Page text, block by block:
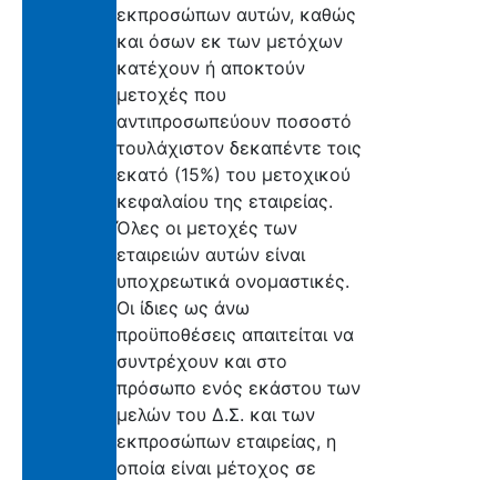
εκπροσώπων αυτών, καθώς
και όσων εκ των μετόχων
κατέχουν ή αποκτούν
μετοχές που
αντιπροσωπεύουν ποσοστό
τουλάχιστον δεκαπέντε τοις
εκατό (15%) του μετοχικού
κεφαλαίου της εταιρείας.
Όλες οι μετοχές των
εταιρειών αυτών είναι
υποχρεωτικά ονομαστικές.
Οι ίδιες ως άνω
προϋποθέσεις απαιτείται να
συντρέχουν και στο
πρόσωπο ενός εκάστου των
μελών του Δ.Σ. και των
εκπροσώπων εταιρείας, η
οποία είναι μέτοχος σε